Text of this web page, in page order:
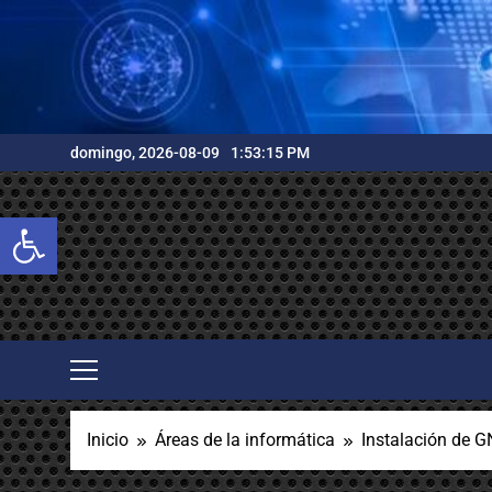
Abrir barra de herramientas
domingo, 2026-08-09 1:53:16 PM
Inicio Áreas de la informática Instalación de